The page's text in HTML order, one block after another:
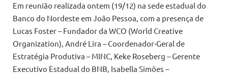
Em reunião realizada ontem (19/12) na sede estadual do
Banco do Nordeste em João Pessoa, com a presença de
Lucas Foster – Fundador da WCO (World Creative
Organization), André Lira – Coordenador-Geral de
Estratégia Produtiva – MINC, Keke Roseberg – Gerente
Executivo Estadual do BNB, Isabella Simões –